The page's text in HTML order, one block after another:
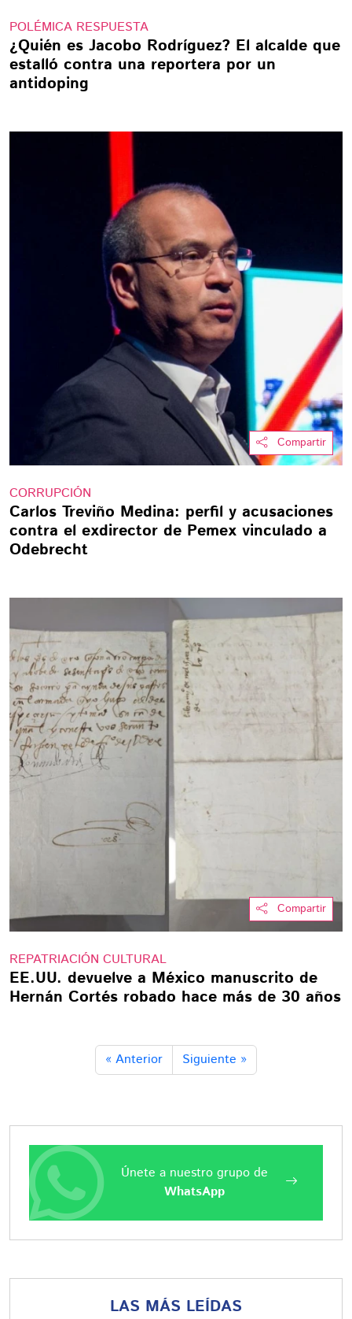
POLÉMICA RESPUESTA
¿Quién es Jacobo Rodríguez? El alcalde que
estalló contra una reportera por un
antidoping
Compartir
CORRUPCIÓN
Carlos Treviño Medina: perfil y acusaciones
contra el exdirector de Pemex vinculado a
Odebrecht
Compartir
REPATRIACIÓN CULTURAL
EE.UU. devuelve a México manuscrito de
Hernán Cortés robado hace más de 30 años
« Anterior Siguiente »
Únete a nuestro grupo de
WhatsApp
LAS MÁS LEÍDAS